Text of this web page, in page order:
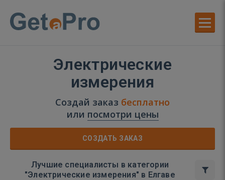
Электрические
измерения
Создай заказ бесплатно
или посмотри цены
СОЗДАТЬ ЗАКАЗ
Лучшие специалисты в категории
"Электрические измерения" в Елгаве